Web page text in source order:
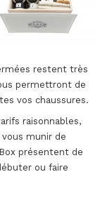
restent très
permettront de
vos chaussures.
raisonnables,
munir de
présentent de
ou faire